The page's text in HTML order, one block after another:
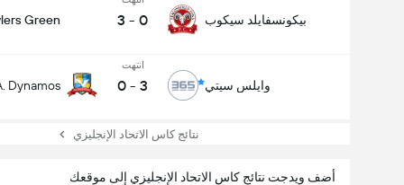
بيكونسفايلد سيكوب 0
-
3
Green
وايلس سيتي
انتهت
3
-
0
Dynamos
نتائج كاس الاتحاد الإنجليزي
أضف ويدجت نتائج كاس الاتحاد الإنجليزي إلى موقعك